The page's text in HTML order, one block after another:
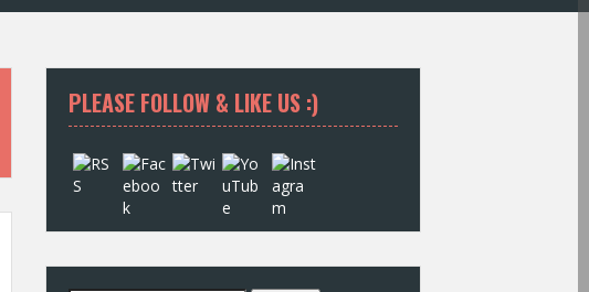
PLEASE FOLLOW & LIKE US :)